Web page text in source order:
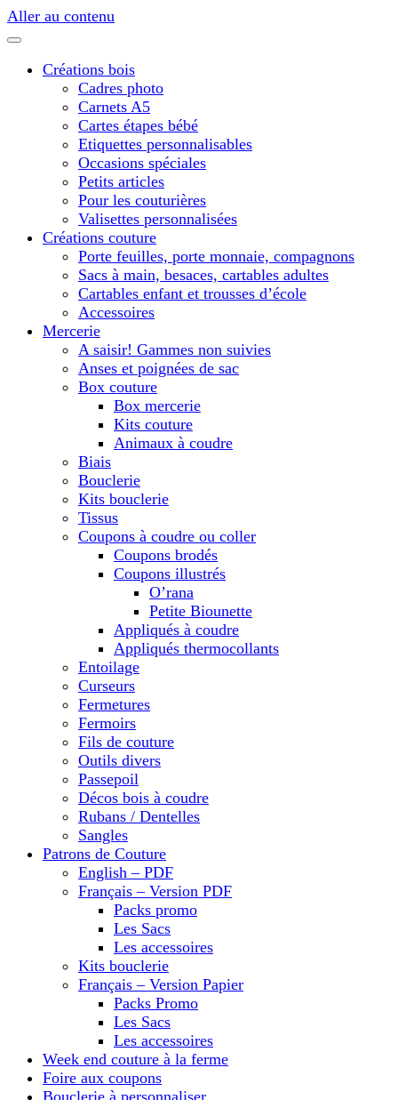
Aller au contenu
Créations bois
Cadres photo
Carnets A5
Cartes étapes bébé
Etiquettes personnalisables
Occasions spéciales
Petits articles
Pour les couturières
Valisettes personnalisées
Créations couture
Porte feuilles, porte monnaie, compagnons
Sacs à main, besaces, cartables adultes
Cartables enfant et trousses d’école
Accessoires
Mercerie
A saisir! Gammes non suivies
Anses et poignées de sac
Box couture
Box mercerie
Kits couture
Animaux à coudre
Biais
Bouclerie
Kits bouclerie
Tissus
Coupons à coudre ou coller
Coupons brodés
Coupons illustrés
O’rana
Petite Biounette
Appliqués à coudre
Appliqués thermocollants
Entoilage
Curseurs
Fermetures
Fermoirs
Fils de couture
Outils divers
Passepoil
Décos bois à coudre
Rubans / Dentelles
Sangles
Patrons de Couture
English – PDF
Français – Version PDF
Packs promo
Les Sacs
Les accessoires
Kits bouclerie
Français – Version Papier
Packs Promo
Les Sacs
Les accessoires
Week end couture à la ferme
Foire aux coupons
Bouclerie à personnaliser